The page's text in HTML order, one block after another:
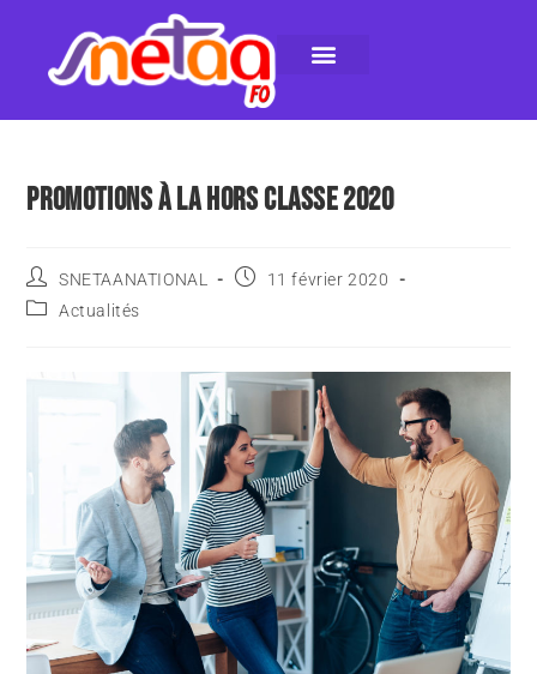
PROMOTIONS À LA HORS CLASSE 2020
SNETAANATIONAL
11 février 2020
Actualités